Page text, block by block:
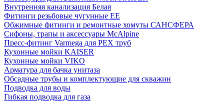
Внутренняя канализация Белая
Фитинги резьбовые чугунные EE
Обжимные фитинги и ремонтные хомуты САНСФЕРА
Сифоны, трапы и аксессуары McAlpine
Пресс-фитинг Varmega для PEX труб
Кухонные мойки KAISER
Кухонные мойки VIKO
Арматура для бачка унитаза
Обсадные трубы и комплектующие для скважин
Подводка для воды
Гибкая подводка для газа